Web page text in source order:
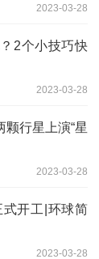
2023-03-28
2个小技巧快
2023-03-28
颗行星上演“星
2023-03-28
开工|环球简
2023-03-28